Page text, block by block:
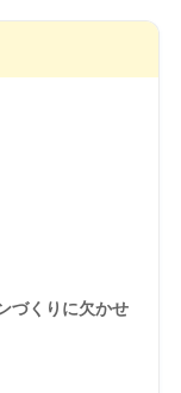
づくりに欠かせ